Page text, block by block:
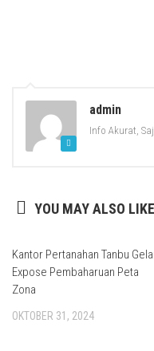
admin
Info Akurat,
YOU MAY ALSO
Kantor Pertanahan Tanbu
Expose Pembaharuan Peta
Zona
OKTOBER 31, 2024